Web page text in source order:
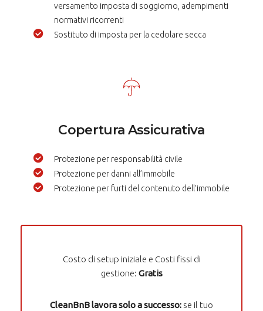
versamento imposta di soggiorno, adempimenti
normativi ricorrenti
Sostituto di imposta per la cedolare secca
Copertura Assicurativa
Protezione per responsabilità civile
Protezione per danni all’immobile
Protezione per furti del contenuto dell’immobile
Costo di setup iniziale e Costi fissi di
gestione: Gratis
CleanBnB lavora solo a successo: se il tuo